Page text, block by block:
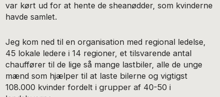
var kørt ud for at hente de sheanødder, som kvinderne
havde samlet.
Jeg kom ned til en organisation med regional ledelse,
45 lokale ledere i 14 regioner, et tilsvarende antal
chauffører til de lige så mange lastbiler, alle de unge
mænd som hjælper til at laste bilerne og vigtigst
108.000 kvinder fordelt i grupper af 40-50 i